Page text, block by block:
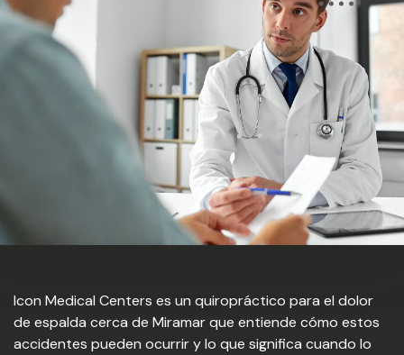
Icon Medical Centers es un quiropráctico para el dolor
de espalda cerca de Miramar que entiende cómo estos
accidentes pueden ocurrir y lo que significa cuando lo